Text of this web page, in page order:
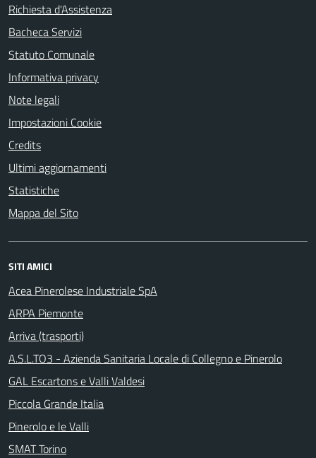
Richiesta d'Assistenza
Bacheca Servizi
Statuto Comunale
Informativa privacy
Note legali
Impostazioni Cookie
Credits
Ultimi aggiornamenti
Statistiche
Mappa del Sito
SITI AMICI
Acea Pinerolese Industriale SpA
ARPA Piemonte
Arriva (trasporti)
A.S.L.TO3 - Azienda Sanitaria Locale di Collegno e Pinerolo
GAL Escartons e Valli Valdesi
Piccola Grande Italia
Pinerolo e le Valli
SMAT Torino